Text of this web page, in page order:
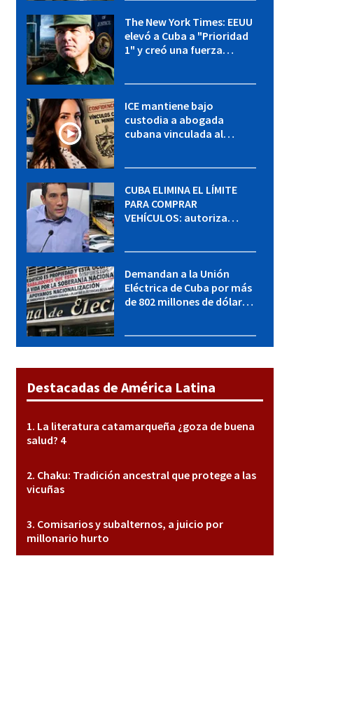
The New York Times: EEUU
elevó a Cuba a "Prioridad
1" y creó una fuerza
ICE mantiene bajo
custodia a abogada
cubana vinculada al
CUBA ELIMINA EL LÍMITE
PARA COMPRAR
VEHÍCULOS: autoriza
Demandan a la Unión
Eléctrica de Cuba por más
de 802 millones de dólares
Destacadas de América Latina
La literatura catamarqueña ¿goza de buena
salud? 4
Chaku: Tradición ancestral que protege a las
vicuñas
Comisarios y subalternos, a juicio por
millonario hurto